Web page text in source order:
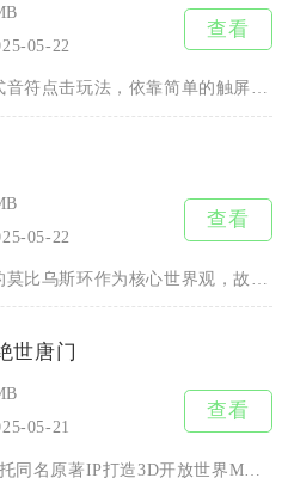
05-22
查看
简单的触屏操作，让普通玩家也能体验弹奏钢琴曲的乐趣。
05-22
查看
世界观，故事发生在2347年，虚空教团滥用时空能量撕
世唐门
05-21
查看
开放世界MMORPG内容，承接第一部故事线，聚焦